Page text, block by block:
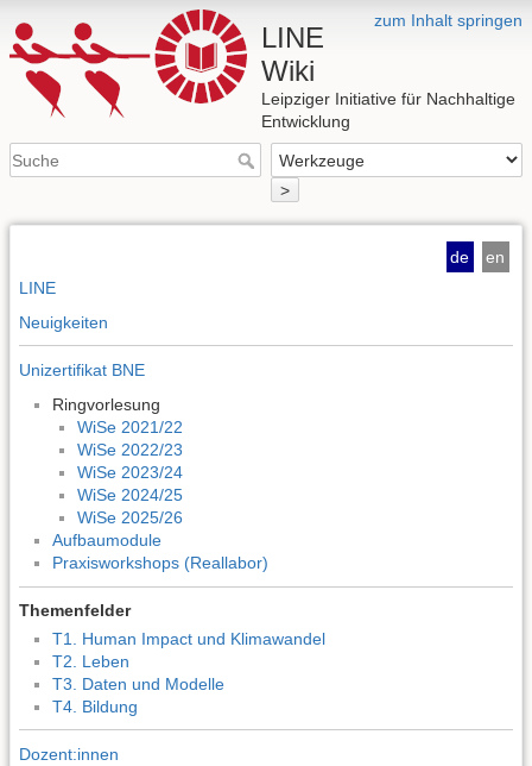
zum Inhalt springen
LINE
Wiki
Leipziger Initiative für Nachhaltige
Entwicklung
>
de
en
LINE
Neuigkeiten
Unizertifikat BNE
Ringvorlesung
WiSe 2021/22
WiSe 2022/23
WiSe 2023/24
WiSe 2024/25
WiSe 2025/26
Aufbaumodule
Praxisworkshops (Reallabor)
Themenfelder
T1. Human Impact und Klimawandel
T2. Leben
T3. Daten und Modelle
T4. Bildung
Dozent:innen